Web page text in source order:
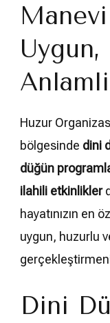
Huzur
bölgesinde dini
düğün
ilahili etkinlikler
hayatınızın en
uygun, huzurlu
Dini